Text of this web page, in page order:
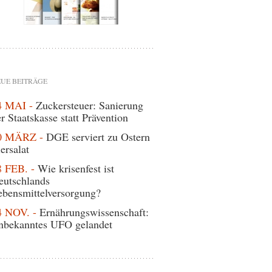
BEITRÄGE
MAI - Zuckersteuer: Sanierung
Staatskasse statt Prävention
MÄRZ - DGE serviert zu Ostern
FEB. - Wie krisenfest ist
NOV. - Ernährungswissenschaft:
UFO gelandet